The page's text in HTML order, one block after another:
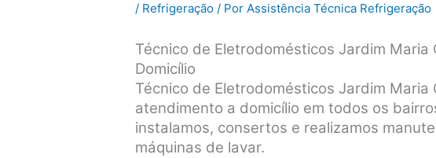
/ Refrigeração / PorAssistência Técnica Refrigeração
Técnico de Eletrodomésticos Jardim Maria
Domicílio
Técnico de Eletrodomésticos Jardim Maria
atendimento a domicílio em todos os
instalamos, consertos e realizamos
máquinas de lavar.